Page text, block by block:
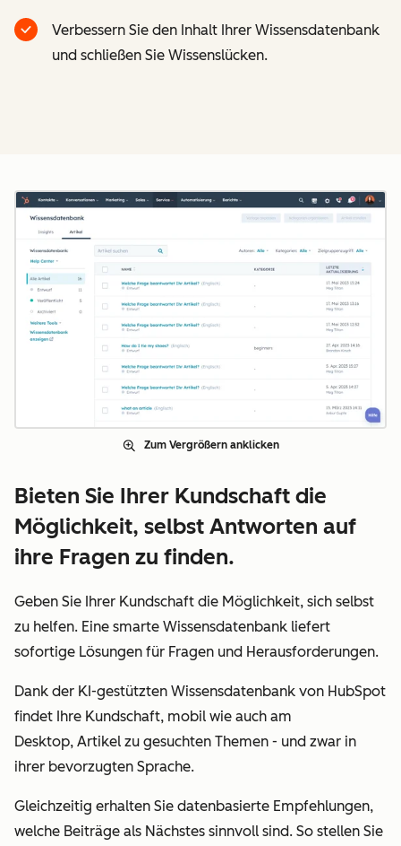
Verbessern Sie den Inhalt Ihrer Wissensdatenbank
und schließen Sie Wissenslücken.
Zum Vergrößern anklicken
Bieten Sie Ihrer Kundschaft die
Möglichkeit, selbst Antworten auf
ihre Fragen zu finden.
Geben Sie Ihrer Kundschaft die Möglichkeit, sich selbst
zu helfen. Eine smarte Wissensdatenbank liefert
sofortige Lösungen für Fragen und Herausforderungen.
Dank der KI-gestützten Wissensdatenbank von HubSpot
findet Ihre Kundschaft, mobil wie auch am
Desktop, Artikel zu gesuchten Themen - und zwar in
ihrer bevorzugten Sprache.
Gleichzeitig erhalten Sie datenbasierte Empfehlungen,
welche Beiträge als Nächstes sinnvoll sind. So stellen Sie